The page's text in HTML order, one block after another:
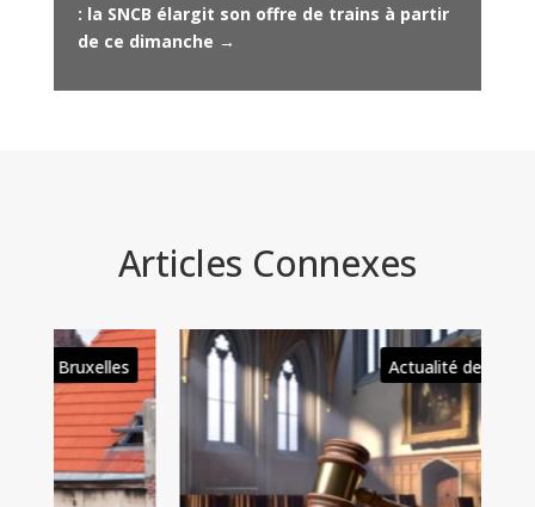
: la SNCB élargit son offre de trains à partir
de ce dimanche →
Articles Connexes
Actualité de Bruxelles